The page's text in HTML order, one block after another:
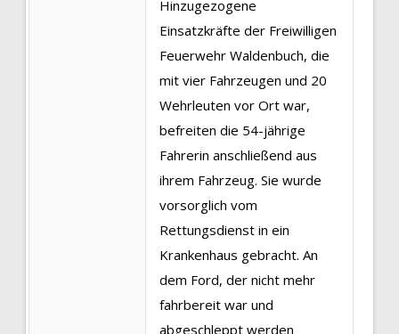
Hinzugezogene
Einsatzkräfte der Freiwilligen
Feuerwehr Waldenbuch, die
mit vier Fahrzeugen und 20
Wehrleuten vor Ort war,
befreiten die 54-jährige
Fahrerin anschließend aus
ihrem Fahrzeug. Sie wurde
vorsorglich vom
Rettungsdienst in ein
Krankenhaus gebracht. An
dem Ford, der nicht mehr
fahrbereit war und
abgeschleppt werden